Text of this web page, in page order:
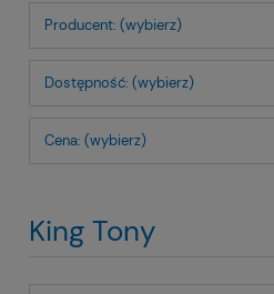
Producent: (wybierz)
Dostępność: (wybierz)
Cena: (wybierz)
King Tony